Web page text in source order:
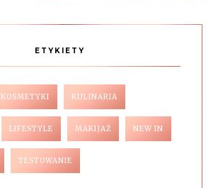
ETYKIETY
KOSMETYKI KULINARIA
LIFESTYLE MAKIJAŻ NEW IN
TESTOWANIE